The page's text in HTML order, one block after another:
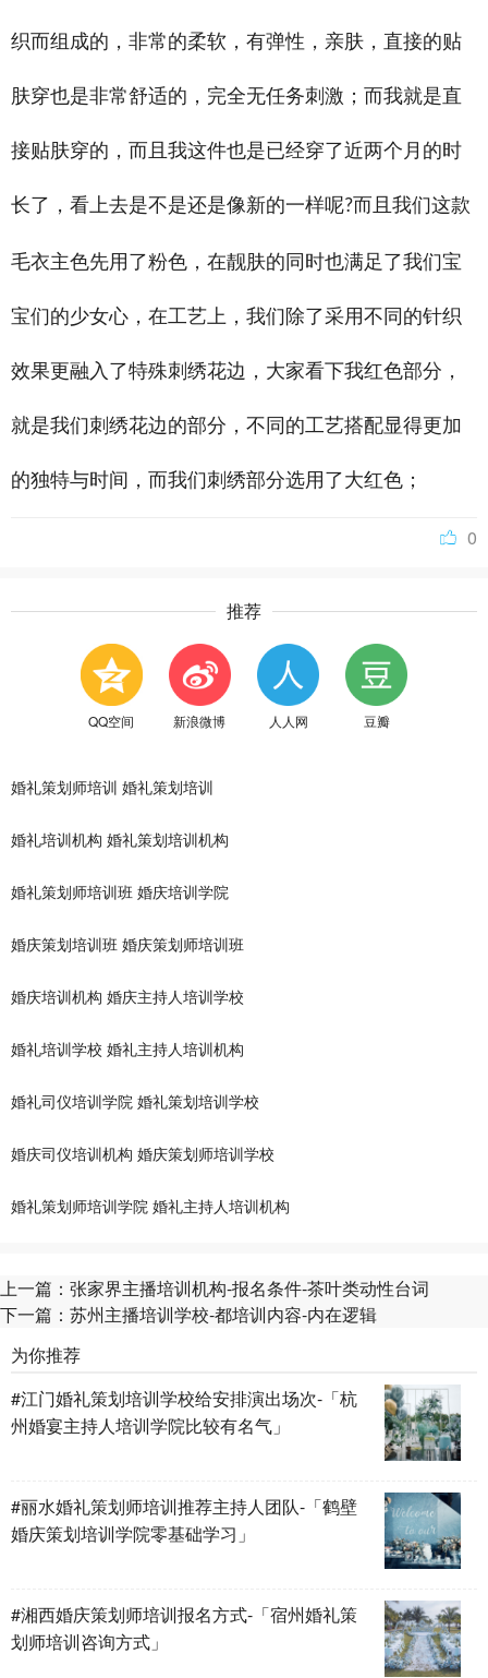
织而组成的，非常的柔软，有弹性，亲肤，直接的贴
肤穿也是非常舒适的，完全无任务刺激；而我就是直
接贴肤穿的，而且我这件也是已经穿了近两个月的时
长了，看上去是不是还是像新的一样呢?而且我们这款
毛衣主色先用了粉色，在靓肤的同时也满足了我们宝
宝们的少女心，在工艺上，我们除了采用不同的针织
效果更融入了特殊刺绣花边，大家看下我红色部分，
就是我们刺绣花边的部分，不同的工艺搭配显得更加
的独特与时间，而我们刺绣部分选用了大红色；
0
推荐
QQ空间 新浪微博 人人网 豆瓣
婚礼策划师培训 婚礼策划培训
婚礼培训机构 婚礼策划培训机构
婚礼策划师培训班 婚庆培训学院
婚庆策划培训班 婚庆策划师培训班
婚庆培训机构 婚庆主持人培训学校
婚礼培训学校 婚礼主持人培训机构
婚礼司仪培训学院 婚礼策划培训学校
婚庆司仪培训机构 婚庆策划师培训学校
婚礼策划师培训学院 婚礼主持人培训机构
上一篇： 张家界主播培训机构-报名条件-茶叶类动性台词
下一篇： 苏州主播培训学校-都培训内容-内在逻辑
为你推荐
#江门婚礼策划培训学校给安排演出场次-「杭
州婚宴主持人培训学院比较有名气」
#丽水婚礼策划师培训推荐主持人团队-「鹤壁
婚庆策划培训学院零基础学习」
#湘西婚庆策划师培训报名方式-「宿州婚礼策
划师培训咨询方式」